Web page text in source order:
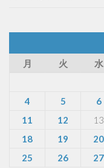
月
火 水
4
5 6
11
12 13
18
19 20
25
26 27